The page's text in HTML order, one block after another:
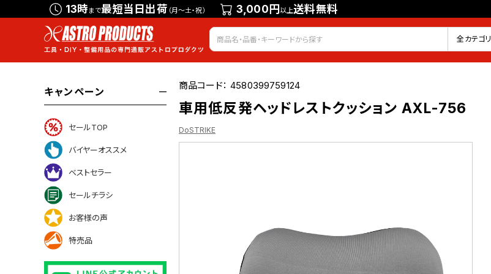
13時まで最短当日出荷 （月～土・祝） 3,000円以上送料無料
会員登録 ログイン お気に入り
全カテゴリ
キャンペーン
セールTOP
バイヤーオススメ
ベストセラー
セールチラシ
お客様の声
特売品
商品コード：4580399759124
車用低反発ヘッドレストクッション AXL-756
DoSTRIKE